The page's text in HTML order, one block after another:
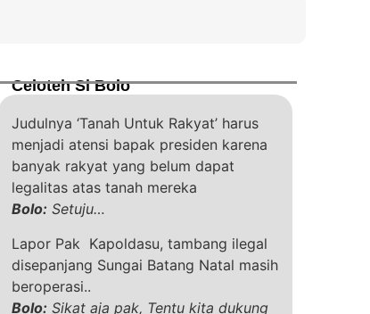
Celoteh Si Bolo
Judulnya ‘Tanah Untuk Rakyat’ harus
menjadi atensi bapak presiden karena
banyak rakyat yang belum dapat
legalitas atas tanah mereka
Bolo: Setuju…
Lapor Pak Kapoldasu, tambang ilegal
disepanjang Sungai Batang Natal masih
beroperasi..
Bolo: Sikat aja pak, Tentu kita dukung